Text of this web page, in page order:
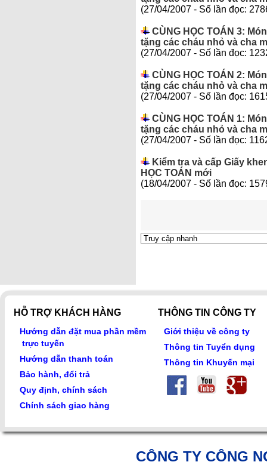
(27/04/2007 - Số lần đọc:
CÙNG HỌC TOÁN 3:
tặng các cháu nhỏ và cha
(27/04/2007 - Số lần đọc:
CÙNG HỌC TOÁN 2:
tặng các cháu nhỏ và cha
(27/04/2007 - Số lần đọc:
CÙNG HỌC TOÁN 1:
tặng các cháu nhỏ và cha
(27/04/2007 - Số lần đọc:
Kiểm tra và cấp Giấy
HỌC TOÁN mới
(18/04/2007 - Số lần đọc:
HỖ TRỢ KHÁCH HÀNG
Hướng dẫn đặt mua phần mềm
trực tuyến
Hướng dẫn thanh toán
Bảo hành, đổi trả
Quy định, chính sách
Chính sách giao hàng
THÔNG TIN CÔNG TY
Giới thiệu về công ty
Thông tin Tuyển dụng
Thông tin Khuyến mại
CÔNG TY CÔNG